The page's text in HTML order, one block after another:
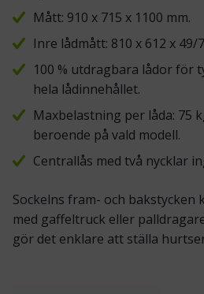
Mått: 910 x 715 x 1100 mm.
Inre lådmått: 810 x 612 x 49/
100 % utdragbara lådor för
hela lådinnehållet.
Maxbelastning per låda: 75
beroende på vald modell.
Centrallås med två nycklar
Sockelns fram- och
med gaffeltruck eller
gör det enklare att ställa